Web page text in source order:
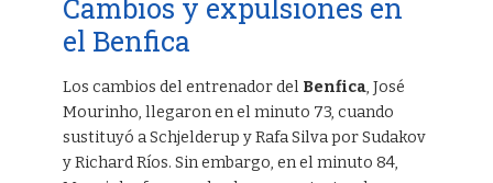
Cambios y expulsiones en
el Benfica
Los cambios del entrenador del Benfica, José
Mourinho, llegaron en el minuto 73, cuando
sustituyó a Schjelderup y Rafa Silva por Sudakov
y Richard Ríos. Sin embargo, en el minuto 84,